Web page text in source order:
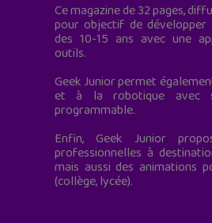
Ce magazine de 32 pages,
pour objectif de
des 10-15 ans avec une
outils.
Geek Junior permet
et à la robotique avec
programmable.
Enfin, Geek Junior
professionnelles à
mais aussi des animations
(collège, lycée).